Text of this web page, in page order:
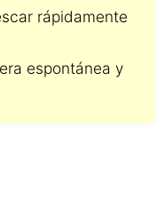
rápidamente
espontánea y